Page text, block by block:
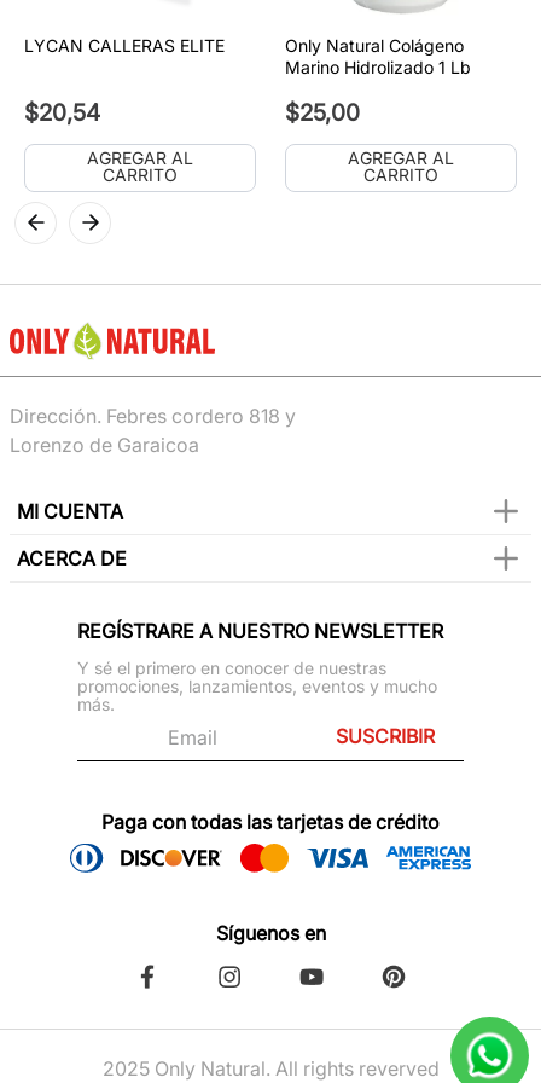
LYCAN CALLERAS ELITE
$20,54
AGREGAR AL
CARRITO
Only Natural Colágeno
Marino Hidrolizado 1 Lb
$25,00
AGREGAR AL
CARRITO
Dirección. Febres cordero 818 y
Lorenzo de Garaicoa
MI CUENTA
ACERCA DE
REGÍSTRARE A NUESTRO NEWSLETTER
Y sé el primero en conocer de nuestras
promociones, lanzamientos, eventos y mucho
más.
SUSCRIBIR
Paga con todas las tarjetas de crédito
Síguenos en
2025 Only Natural. All rights reverved